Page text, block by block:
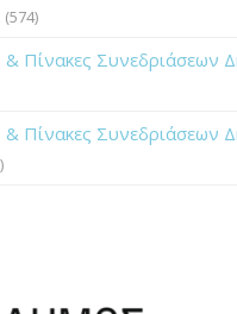
(574)
& Πίνακες Συνεδριάσεων
& Πίνακες Συνεδριάσεων